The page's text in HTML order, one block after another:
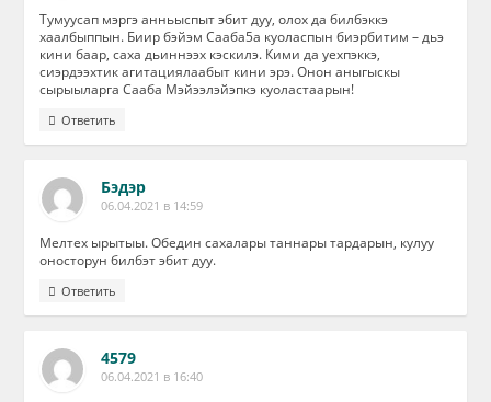
Тумуусап мэргэ анньыспыт эбит дуу, олох да билбэккэ
хаалбыппын. Биир бэйэм Сааба5а куоласпын биэрбитим – дьэ
кини баар, саха дьиннээх кэскилэ. Кими да уехпэккэ,
сиэрдээхтик агитациялаабыт кини эрэ. Онон аныгыскы
сырыыларга Сааба Мэйээлэйэпкэ куоластаарын!
Ответить
Бэдэр
06.04.2021 в 14:59
Мелтех ырытыы. Обедин сахалары таннары тардарын, кулуу
оносторун билбэт эбит дуу.
Ответить
4579
06.04.2021 в 16:40